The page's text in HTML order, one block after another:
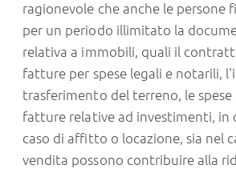
ragionevole che anche le persone
per un periodo illimitato la
relativa a immobili, quali il
fatture per spese legali e notarili,
trasferimento del terreno, le spese
fatture relative ad investimenti, in
caso di affitto o locazione, sia nel
vendita possono contribuire alla